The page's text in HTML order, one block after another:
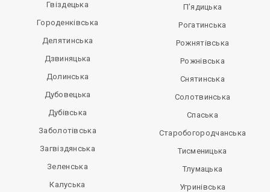
Гвіздецька
Городенківська
Делятинська
Дзвиняцька
Долинська
Дубовецька
Дубівська
Заболотівська
Загвіздянська
Зеленська
Калуська
П’ядицька
Рогатинська
Рожнятівська
Рожнівська
Снятинська
Солотвинська
Спаська
Старобогородчанська
Тисменицька
Тлумацька
Угринівська